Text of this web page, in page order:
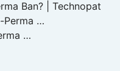
Ban? | Technopat
Perma …
…